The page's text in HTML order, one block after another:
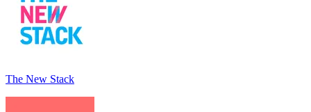
The New Stack